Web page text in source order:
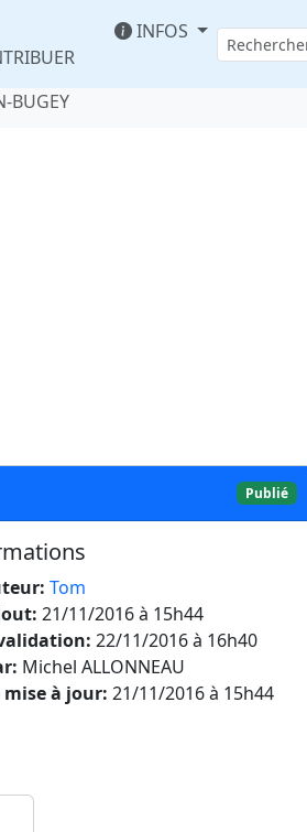
INFOS
BUGEY
Publié
Tom
21/11/2016 à 15h44
22/11/2016 à 16h40
Michel ALLONNEAU
à jour: 21/11/2016 à 15h44